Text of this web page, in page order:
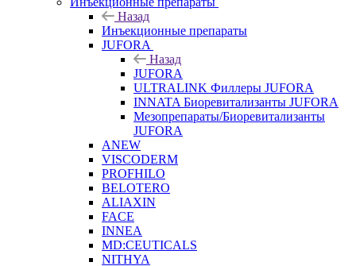
Назад
Инъекционные препараты
JUFORA
Назад
JUFORA
ULTRALINK Филлеры JUFORA
INNATA Биоревитализанты JUFORA
Мезопрепараты/Биоревитализанты
JUFORA
ANEW
VISCODERM
PROFHILO
BELOTERO
ALIAXIN
FACE
INNEA
MD:CEUTICALS
NITHYA